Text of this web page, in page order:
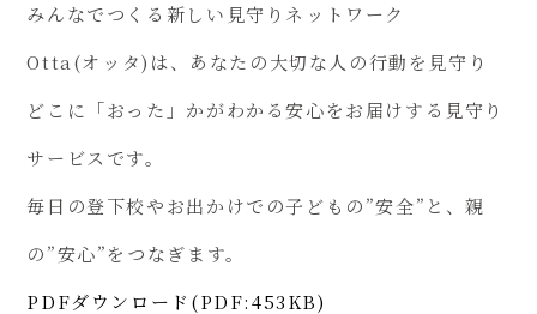
みんなでつくる新しい見守りネットワーク
Otta(オッタ)は、あなたの大切な人の行動を見守り
どこに「おった」かがわかる安心をお届けする見守り
サービスです。
毎日の登下校やお出かけでの子どもの”安全”と、親
の”安心”をつなぎます。
PDFダウンロード(PDF:453KB)